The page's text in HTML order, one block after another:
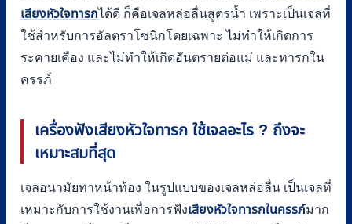
เสียงหัวใจทารกได้ดี ก็คือเจลหล่อลื่นสูตรน้ำ เพราะเป็นเจลที่
ใช้สำหรับการอัลตราโซนิกโดยเฉพาะ ไม่ทำให้เกิดการ
ระคายเคือง และไม่ทำให้เกิดอันตรายต่อแม่ และทารกใน
ครรภ์
เครื่องฟังเสียงหัวใจทารก ใช้เจลอะไร ? ถึงจะ
เหมาะสมที่สุด
เจลอนามัยทาหน้าท้อง ในรูปแบบของเจลหล่อลื่น เป็นเจลที่
เหมาะกับการใช้งานเพื่อการฟังเสียงหัวใจทารกในครรภ์มาก